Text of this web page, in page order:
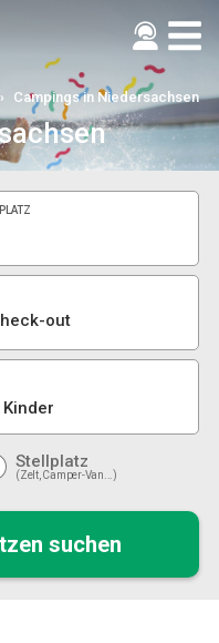
Campings in Niedersachsen
out
Kinder
Stellplatz
Zelt, Camper-Van...
suchen